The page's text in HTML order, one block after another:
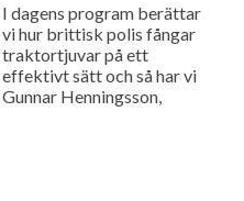
I dagens program berättar
vi hur brittisk polis fångar
traktortjuvar på ett
effektivt sätt och så har vi
Gunnar Henningsson,